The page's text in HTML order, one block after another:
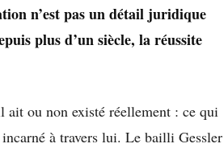
n’est pas un détail juridique
plus d’un siècle, la réussite
ait ou non existé réellement : ce qui
incarné à travers lui. Le bailli Gessler